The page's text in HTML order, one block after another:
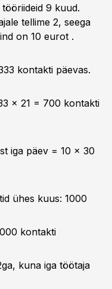
9 kuud.
tellime 2, seega
on 10 eurot .
kontakti päevas.
x 21 = 700 kontakti
iga päev = 10 x 30
ühes kuus: 1000
kontakti
kuna iga töötaja